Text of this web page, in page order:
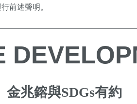
前述聲明。
金兆鎔與SDGs有約